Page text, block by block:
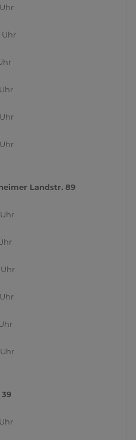
Uhr
Landstr. 89